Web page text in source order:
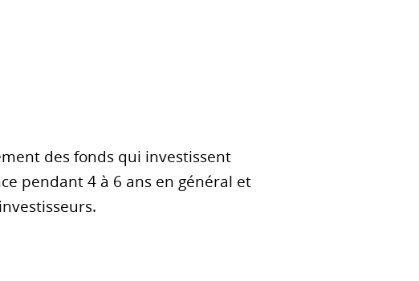
des fonds qui investissent
pendant 4 à 6 ans en général et